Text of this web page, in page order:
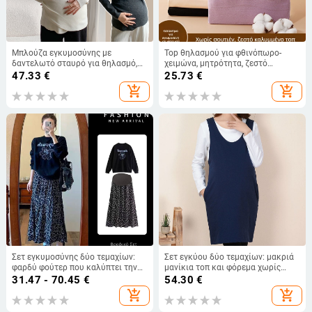
Μπλούζα εγκυμοσύνης με
δαντελωτό σταυρό για θηλασμό,
πλεκτή, σε εφαρμοστό στυλ,
φθινοπωρινή-χειμερινή συλλογή
2025
47.33 €
add_shopping_cart
Top θηλασμού για φθινόπωρο-
χειμώνα, μητρότητα, ζεστό
εσώρουχο θηλασμού και
νυχτερινή ενδυμασία μετά τον
τοκετό
25.73 €
add_shopping_cart
Σετ εγκυμοσύνης δύο τεμαχίων:
φαρδύ φούτερ που καλύπτει την
κοιλιά και φλοράλ midi φούστα,
αρχές άνοιξης 2025, καθημερινό
ιαπωνο-κορεατικό στυλ
31.47 - 70.45 €
add_shopping_cart
Σετ εγκύου δύο τεμαχίων: μακριά
μανίκια τοπ και φόρεμα χωρίς
τιράντες, άνοιξη-φθινόπωρο,
54.30 €
add_shopping_cart